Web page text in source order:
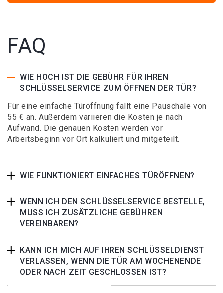
FAQ
WIE HOCH IST DIE GEBÜHR FÜR IHREN
SCHLÜSSELSERVICE ZUM ÖFFNEN DER TÜR?
Für eine einfache Türöffnung fällt eine Pauschale von
55 € an. Außerdem variieren die Kosten je nach
Aufwand. Die genauen Kosten werden vor
Arbeitsbeginn vor Ort kalkuliert und mitgeteilt.
WIE FUNKTIONIERT EINFACHES TÜRÖFFNEN?
WENN ICH DEN SCHLÜSSELSERVICE BESTELLE,
MUSS ICH ZUSÄTZLICHE GEBÜHREN
VEREINBAREN?
KANN ICH MICH AUF IHREN SCHLÜSSELDIENST
VERLASSEN, WENN DIE TÜR AM WOCHENENDE
ODER NACH ZEIT GESCHLOSSEN IST?